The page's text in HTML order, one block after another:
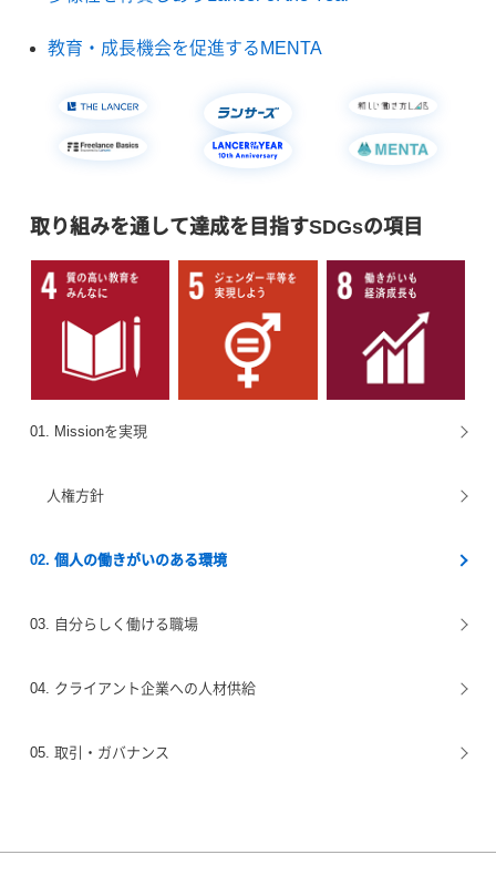
01. Missionを実現
人権方針
02. 個人の働きがいのある環境
03. 自分らしく働ける職場
04. クライアント企業への人材供給
05. 取引・ガバナンス
教育・成長機会を促進するMENTA
取り組みを通して達成を目指すSDGsの項目